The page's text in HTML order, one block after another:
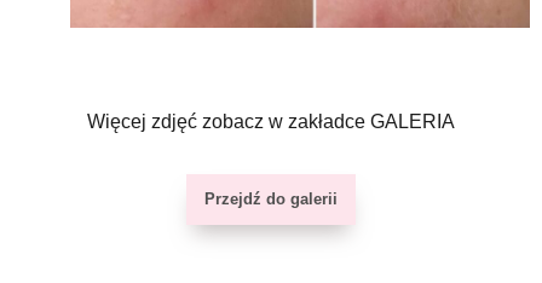
Więcej zdjęć zobacz w zakładce GALERIA
Przejdź do galerii